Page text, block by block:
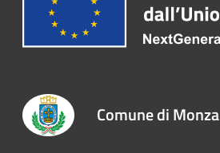
Comune di Monza